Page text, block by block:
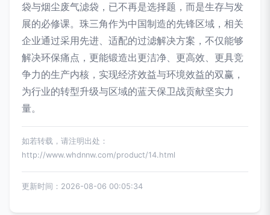
袋与烟尘废气滤袋，已不再是选择题，而是生存与发
展的必修课。珠三角作为中国制造的先锋区域，相关
企业通过采用先进、适配的过滤解决方案，不仅能够
解决环保痛点，更能锻造出更洁净、更高效、更具竞
争力的生产内核，实现经济效益与环境效益的双赢，
为行业的转型升级与区域的蓝天保卫战贡献坚实力
量。
如若转载，请注明出处：
http://www.whdnnw.com/product/14.html
更新时间：2026-08-06 00:05:34